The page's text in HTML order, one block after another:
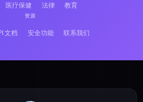
医疗保健 法律 教育
资源
文档 安全功能 联系我们